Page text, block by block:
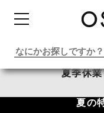
ンツに
進む
夏季休
夏の